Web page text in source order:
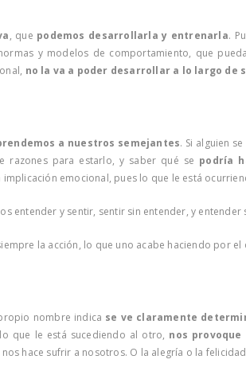
, que podemos desarrollarla y entrenarla.
y modelos de comportamiento, que
no la va a poder desarrollar a lo largo de
a nuestros semejantes. Si alguien
razones para estarlo, y saber qué se podría
emocional, pues lo que le está
entender y sentir, sentir sin entender, y entender
la acción, lo que uno acabe haciendo por el
nombre indica se ve claramente
que le está sucediendo al otro, nos
nos hace sufrir a nosotros. O la alegría o la